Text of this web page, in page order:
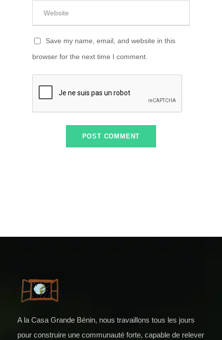
Save my name, email, and website in this
browser for the next time I comment.
A la Casa Grande Bénin, nous travaillons tous les jours
pour construire une communauté forte, capable de relever